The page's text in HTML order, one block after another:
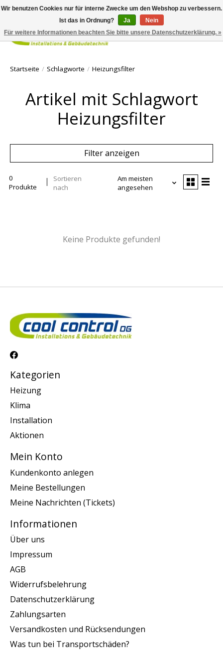
Ihr
Startseite / Schlagworte / Heizungsfilter
Artikel mit Schlagwort
Heizungsfilter
Filter anzeigen
0
Produkte
Sortieren
nach
Am meisten
angesehen
Keine Produkte gefunden!
Kategorien
Heizung
Klima
Installation
Aktionen
Mein Konto
Kundenkonto anlegen
Meine Bestellungen
Meine Nachrichten (Tickets)
Informationen
Über uns
Impressum
AGB
Widerrufsbelehrung
Datenschutzerklärung
Zahlungsarten
Versandkosten und Rücksendungen
Was tun bei Transportschäden?
Wir benutzen Cookies nur für interne Zwecke um den Webshop zu verbessern.
Ist das in Ordnung?
Ja
Nein
Für weitere Informationen beachten Sie bitte unsere Datenschutzerklärung. »